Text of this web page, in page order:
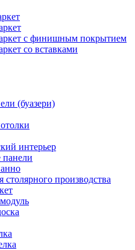
с финишным покрытием
со вставками
(буазери)
интерьер
панели
столярного производства